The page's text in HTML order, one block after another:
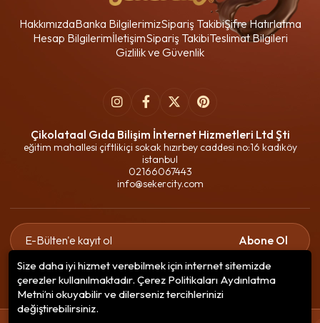
HakkımızdaBanka BilgilerimizSipariş TakibiŞifre Hatırlatma
Hesap BilgilerimİletişimSipariş TakibiTeslimat Bilgileri
Gizlilik ve Güvenlik
Çikolataal Gıda Bilişim İnternet Hizmetleri Ltd Şti
eğitim mahallesi çiftlikiçi sokak hızırbey caddesi no:16 kadıköy
istanbul
02166067443
info@sekercity.com
Abone Ol
Gizlilik politikasınıokudum ve elektronik posta almayı kabul
ediyorum.
Size daha iyi hizmet verebilmek için internet sitemizde
çerezler kullanılmaktadır. Çerez Politikaları Aydınlatma
Metni’ni okuyabilir ve dilerseniz tercihlerinizi
değiştirebilirsiniz.